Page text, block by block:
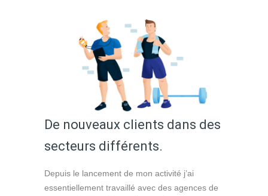
De nouveaux clients dans des
secteurs différents.
Depuis le lancement de mon activité j’ai
essentiellement travaillé avec des agences de